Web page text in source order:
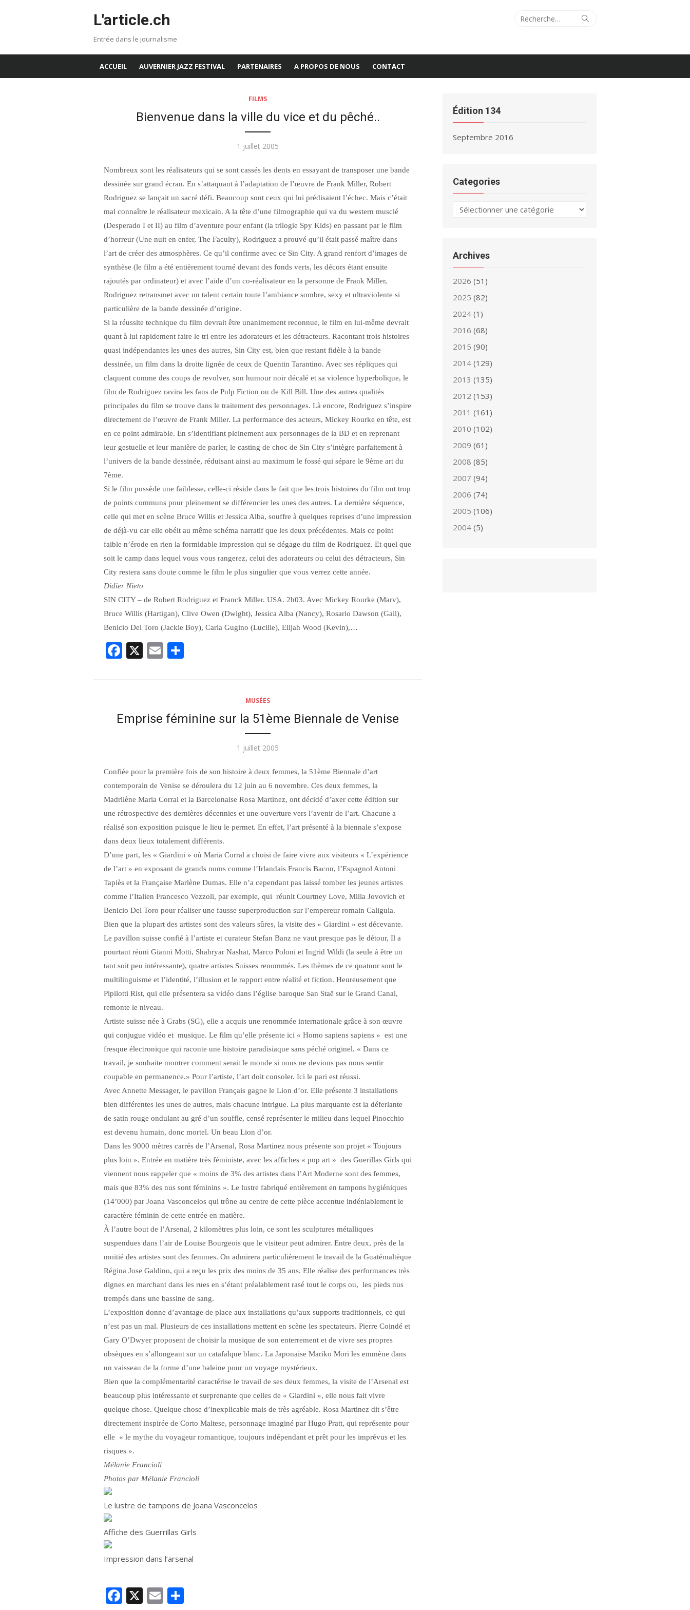
L'article.ch
Entrée dans le journalisme
Recherche
Rechercher
ACCUEIL AUVERNIER JAZZ FESTIVAL PARTENAIRES A PROPOS DE NOUS CONTACT
FILMS
Bienvenue dans la ville du vice et du pêché..
Publié
1 juillet 2005
Nombreux sont les réalisateurs qui se sont cassés les dents en essayant de transposer une bande
dessinée sur grand écran. En s’attaquant à l’adaptation de l’œuvre de Frank Miller, Robert
Rodriguez se lançait un sacré défi. Beaucoup sont ceux qui lui prédisaient l’échec. Mais c’était
mal connaître le réalisateur mexicain. A la tête d’une filmographie qui va du western musclé
(Desperado I et II) au film d’aventure pour enfant (la trilogie Spy Kids) en passant par le film
d’horreur (Une nuit en enfer, The Faculty), Rodriguez a prouvé qu’il était passé maître dans
l’art de créer des atmosphères. Ce qu’il confirme avec ce Sin City. A grand renfort d’images de
synthèse (le film a été entièrement tourné devant des fonds verts, les décors étant ensuite
rajoutés par ordinateur) et avec l’aide d’un co-réalisateur en la personne de Frank Miller,
Rodriguez retransmet avec un talent certain toute l’ambiance sombre, sexy et ultraviolente si
particulière de la bande dessinée d’origine.
Si la réussite technique du film devrait être unanimement reconnue, le film en lui-même devrait
quant à lui rapidement faire le tri entre les adorateurs et les détracteurs. Racontant trois histoires
quasi indépendantes les unes des autres, Sin City est, bien que restant fidèle à la bande
dessinée, un film dans la droite lignée de ceux de Quentin Tarantino. Avec ses répliques qui
claquent comme des coups de revolver, son humour noir décalé et sa violence hyperbolique, le
film de Rodriguez ravira les fans de Pulp Fiction ou de Kill Bill. Une des autres qualités
principales du film se trouve dans le traitement des personnages. Là encore, Rodriguez s’inspire
directement de l’œuvre de Frank Miller. La performance des acteurs, Mickey Rourke en tête, est
en ce point admirable. En s’identifiant pleinement aux personnages de la BD et en reprenant
leur gestuelle et leur manière de parler, le casting de choc de Sin City s’intègre parfaitement à
l’univers de la bande dessinée, réduisant ainsi au maximum le fossé qui sépare le 9ème art du
7ème.
Si le film possède une faiblesse, celle-ci réside dans le fait que les trois histoires du film ont trop
de points communs pour pleinement se différencier les unes des autres. La dernière séquence,
celle qui met en scène Bruce Willis et Jessica Alba, souffre à quelques reprises d’une impression
de déjà-vu car elle obéit au même schéma narratif que les deux précédentes. Mais ce point
faible n’érode en rien la formidable impression qui se dégage du film de Rodriguez. Et quel que
soit le camp dans lequel vous vous rangerez, celui des adorateurs ou celui des détracteurs, Sin
City restera sans doute comme le film le plus singulier que vous verrez cette année.
Didier Nieto
SIN CITY – de Robert Rodriguez et Franck Miller. USA. 2h03. Avec Mickey Rourke (Marv),
Bruce Willis (Hartigan), Clive Owen (Dwight), Jessica Alba (Nancy), Rosario Dawson (Gail),
Benicio Del Toro (Jackie Boy), Carla Gugino (Lucille), Elijah Wood (Kevin),…
Facebook
X Email
MUSÉES
Emprise féminine sur la 51ème Biennale de Venise
Publié
1 juillet 2005
Confiée pour la première fois de son histoire à deux femmes, la 51ème Biennale d’art
contemporain de Venise se déroulera du 12 juin au 6 novembre. Ces deux femmes, la
Madrilène Maria Corral et la Barcelonaise Rosa Martinez, ont décidé d’axer cette édition sur
une rétrospective des dernières décennies et une ouverture vers l’avenir de l’art. Chacune a
réalisé son exposition puisque le lieu le permet. En effet, l’art présenté à la biennale s’expose
dans deux lieux totalement différents.
D’une part, les « Giardini » où Maria Corral a choisi de faire vivre aux visiteurs « L’expérience
de l’art » en exposant de grands noms comme l’Irlandais Francis Bacon, l’Espagnol Antoni
Tapiès et la Française Marlène Dumas. Elle n’a cependant pas laissé tomber les jeunes artistes
comme l’Italien Francesco Vezzoli, par exemple, qui réunit Courtney Love, Milla Jovovich et
Benicio Del Toro pour réaliser une fausse superproduction sur l’empereur romain Caligula.
Bien que la plupart des artistes sont des valeurs sûres, la visite des « Giardini » est décevante.
Le pavillon suisse confié à l’artiste et curateur Stefan Banz ne vaut presque pas le détour, Il a
pourtant réuni Gianni Motti, Shahryar Nashat, Marco Poloni et Ingrid Wildi (la seule à être un
tant soit peu intéressante), quatre artistes Suisses renommés. Les thèmes de ce quatuor sont le
multilinguisme et l’identité, l’illusion et le rapport entre réalité et fiction. Heureusement que
Pipilotti Rist, qui elle présentera sa vidéo dans l’église baroque San Staë sur le Grand Canal,
remonte le niveau.
Artiste suisse née à Grabs (SG), elle a acquis une renommée internationale grâce à son œuvre
qui conjugue vidéo et musique. Le film qu’elle présente ici « Homo sapiens sapiens » est une
fresque électronique qui raconte une histoire paradisiaque sans péché originel. « Dans ce
travail, je souhaite montrer comment serait le monde si nous ne devions pas nous sentir
coupable en permanence.» Pour l’artiste, l’art doit consoler. Ici le pari est réussi.
Avec Annette Messager, le pavillon Français gagne le Lion d’or. Elle présente 3 installations
bien différentes les unes de autres, mais chacune intrigue. La plus marquante est la déferlante
de satin rouge ondulant au gré d’un souffle, censé représenter le milieu dans lequel Pinocchio
est devenu humain, donc mortel. Un beau Lion d’or.
Dans les 9000 mètres carrés de l’Arsenal, Rosa Martinez nous présente son projet « Toujours
plus loin ». Entrée en matière très féministe, avec les affiches « pop art » des Guerillas Girls qui
viennent nous rappeler que « moins de 3% des artistes dans l’Art Moderne sont des femmes,
mais que 83% des nus sont féminins ». Le lustre fabriqué entièrement en tampons hygiéniques
(14’000) par Joana Vasconcelos qui trône au centre de cette pièce accentue indéniablement le
caractère féminin de cette entrée en matière.
À l’autre bout de l’Arsenal, 2 kilomètres plus loin, ce sont les sculptures métalliques
suspendues dans l’air de Louise Bourgeois que le visiteur peut admirer. Entre deux, près de la
moitié des artistes sont des femmes. On admirera particulièrement le travail de la Guatémaltèque
Régina Jose Galdino, qui a reçu les prix des moins de 35 ans. Elle réalise des performances très
dignes en marchant dans les rues en s’étant préalablement rasé tout le corps ou, les pieds nus
trempés dans une bassine de sang.
L’exposition donne d’avantage de place aux installations qu’aux supports traditionnels, ce qui
n’est pas un mal. Plusieurs de ces installations mettent en scène les spectateurs. Pierre Coindé et
Gary O’Dwyer proposent de choisir la musique de son enterrement et de vivre ses propres
obsèques en s’allongeant sur un catafalque blanc. La Japonaise Mariko Mori les emmène dans
un vaisseau de la forme d’une baleine pour un voyage mystérieux.
Bien que la complémentarité caractérise le travail de ses deux femmes, la visite de l’Arsenal est
beaucoup plus intéressante et surprenante que celles de « Giardini », elle nous fait vivre
quelque chose. Quelque chose d’inexplicable mais de très agréable. Rosa Martinez dit s’être
directement inspirée de Corto Maltese, personnage imaginé par Hugo Pratt, qui représente pour
elle « le mythe du voyageur romantique, toujours indépendant et prêt pour les imprévus et les
risques ».
Mélanie Francioli
Photos par Mélanie Francioli
Le lustre de tampons de Joana Vasconcelos
Affiche des Guerrillas Girls
Impression dans l’arsenal
Facebook
X Email
Édition 134
Septembre 2016
Categories
Categories
Archives
2026 (51)
2025 (82)
2024 (1)
2016 (68)
2015 (90)
2014 (129)
2013 (135)
2012 (153)
2011 (161)
2010 (102)
2009 (61)
2008 (85)
2007 (94)
2006 (74)
2005 (106)
2004 (5)